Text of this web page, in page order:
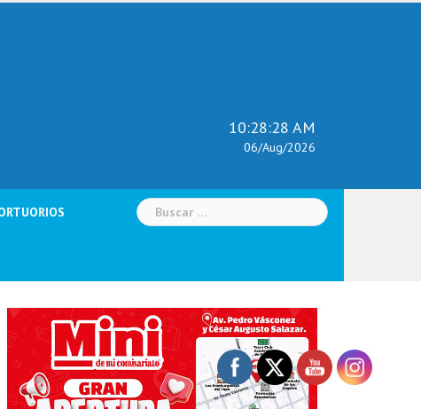
10:28:29 AM
06/Aug/2026
Buscar: